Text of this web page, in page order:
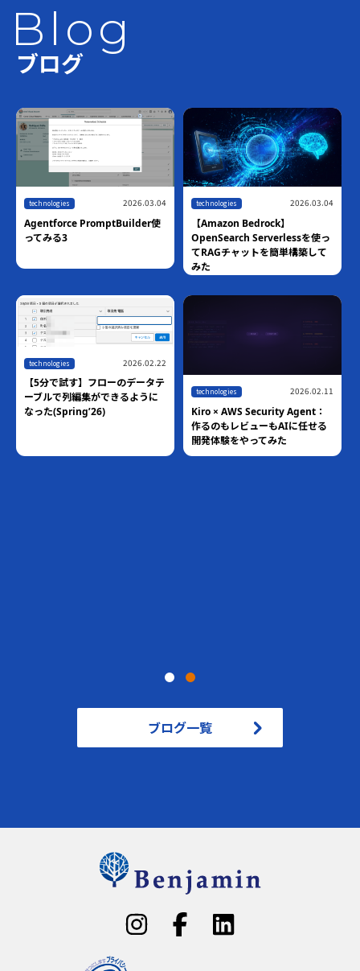
Blog
ブログ
technologies 2026.03.04
Agentforce PromptBuilder使
ってみる3
technologies 2026.03.04
【Amazon Bedrock】
OpenSearch Serverlessを使っ
てRAGチャットを簡単構築して
みた
technologies 2026.02.22
【5分で試す】フローのデータテ
ーブルで列編集ができるように
なった(Spring’26)
technologies 2026.02.11
Kiro × AWS Security Agent：
作るのもレビューもAIに任せる
開発体験をやってみた
ブログ一覧